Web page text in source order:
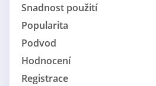
Snadnost použití
Popularita
Podvod
Hodnocení
Registrace